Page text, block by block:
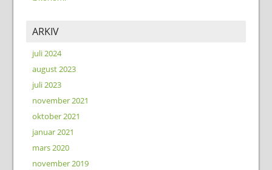
ARKIV
juli 2024
august 2023
juli 2023
november 2021
oktober 2021
januar 2021
mars 2020
november 2019